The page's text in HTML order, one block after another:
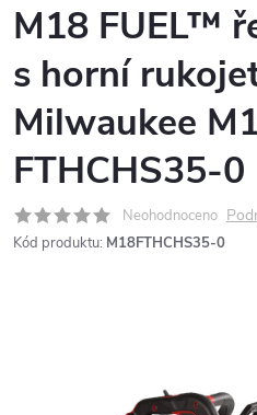
M18 FUEL™
s horní
Milwaukee
FTHCHS35-0
Neohodnoceno
Kód produktu: M18FTHCHS35-0